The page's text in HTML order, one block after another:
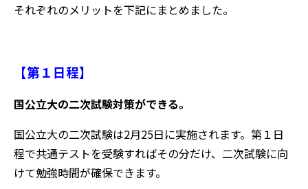
それぞれのメリットを下記にまとめました。
【第１日程】
国公立大の二次試験対策ができる。
国公立大の二次試験は2月25日に実施されます。第１日
程で共通テストを受験すればその分だけ、二次試験に向
けて勉強時間が確保できます。